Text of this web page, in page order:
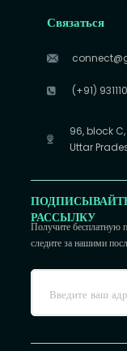
Связаться
(+91)
96, block
Uttar
РАССЫЛКУ
Получите бесплатную
следите за нашими